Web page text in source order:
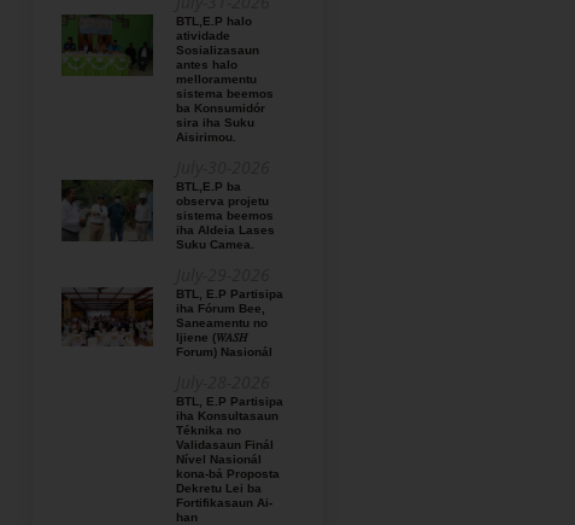
BTL,E.P halo
atividade
Sosializasaun
antes halo
melloramentu
sistema beemos
ba Konsumidór
sira iha Suku
Aisirimou.
BTL,E.P ba
observa projetu
sistema beemos
iha Aldeia Lases
Suku Camea.
BTL, E.P Partisipa
iha Fórum Bee,
Saneamentu no
Ijiene (𝑊𝐴𝑆𝐻
Forum) Nasionál
BTL, E.P Partisipa
iha Konsultasaun
Téknika no
Validasaun Finál
Nível Nasionál
kona-bá Proposta
Dekretu Lei ba
Fortifikasaun Ai-
han